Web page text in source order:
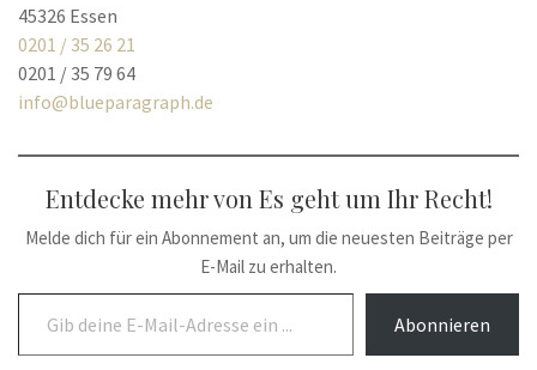
45326 Essen
0201 / 35 26 21
0201 / 35 79 64
info@blueparagraph.de
Entdecke mehr von Es geht um Ihr Recht!
Melde dich für ein Abonnement an, um die neuesten Beiträge per
E-Mail zu erhalten.
Gib deine E-Mail-Adresse ein ...
Abonnieren